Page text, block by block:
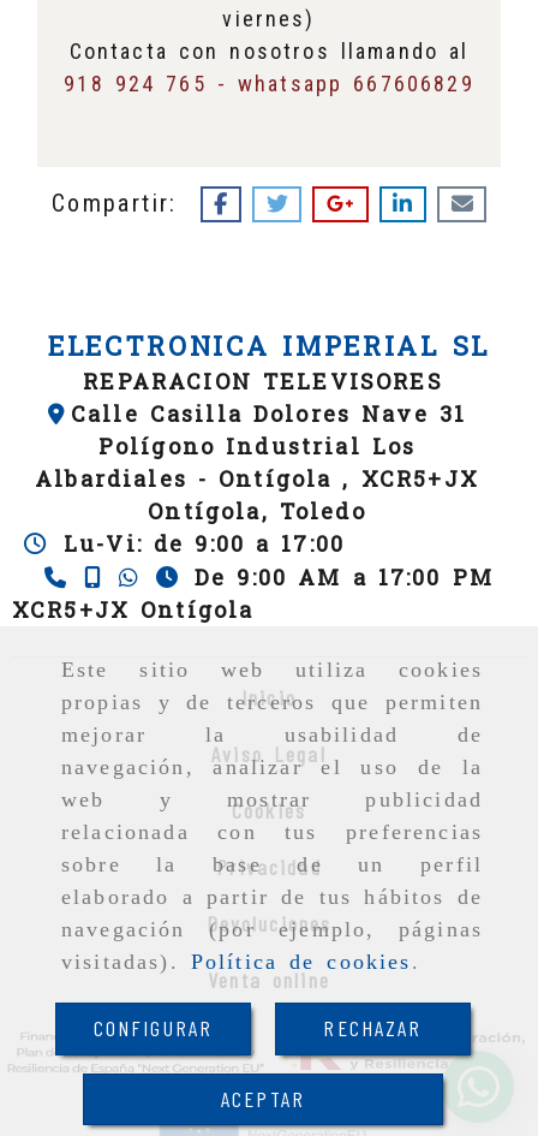
Este sitio web utiliza cookies
propias y de terceros que permiten
mejorar la usabilidad de
navegación, analizar el uso de la
web y mostrar publicidad
relacionada con tus preferencias
sobre la base de un perfil
elaborado a partir de tus hábitos de
navegación (por ejemplo, páginas
visitadas). Política de cookies .
CONFIGURAR RECHAZAR
ACEPTAR
viernes)
Contacta con nosotros llamando al
918 924 765 - whatsapp 667606829
Compartir:
ELECTRONICA IMPERIAL SL
REPARACION TELEVISORES
Calle Casilla Dolores Nave 31
Polígono Industrial Los
Albardiales - Ontígola , XCR5+JX
Ontígola, Toledo
Lu-Vi: de 9:00 a 17:00
De 9:00 AM a 17:00 PM
XCR5+JX Ontígola
Inicio
Aviso Legal
Cookies
Privacidad
Devoluciones
Venta online